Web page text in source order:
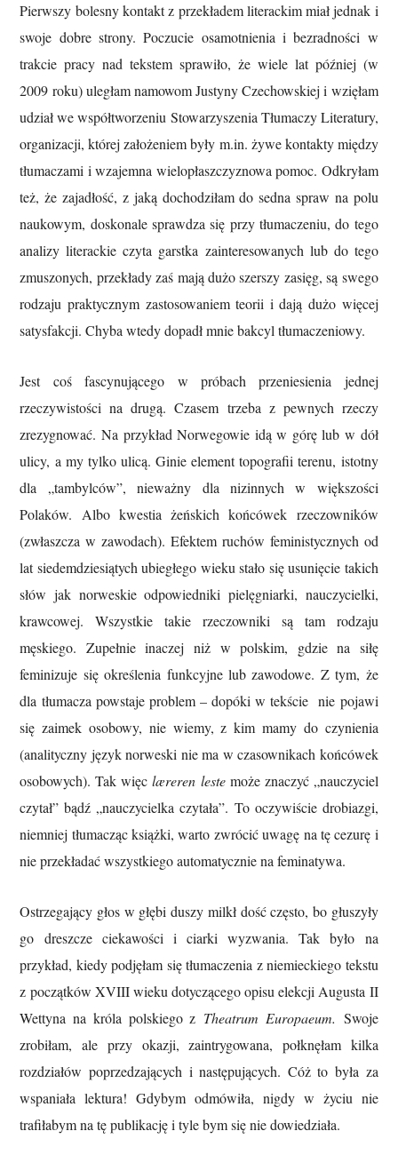
Pierwszy bolesny kontakt z przekładem literackim miał jednak i
swoje dobre strony. Poczucie osamotnienia i bezradności w
trakcie pracy nad tekstem sprawiło, że wiele lat później (w
2009 roku) uległam namowom Justyny Czechowskiej i wzięłam
udział we współtworzeniu Stowarzyszenia Tłumaczy Literatury,
organizacji, której założeniem były m.in. żywe kontakty między
tłumaczami i wzajemna wielopłaszczyznowa pomoc. Odkryłam
też, że zajadłość, z jaką dochodziłam do sedna spraw na polu
naukowym, doskonale sprawdza się przy tłumaczeniu, do tego
analizy literackie czyta garstka zainteresowanych lub do tego
zmuszonych, przekłady zaś mają dużo szerszy zasięg, są swego
rodzaju praktycznym zastosowaniem teorii i dają dużo więcej
satysfakcji. Chyba wtedy dopadł mnie bakcyl tłumaczeniowy.
Jest coś fascynującego w próbach przeniesienia jednej
rzeczywistości na drugą. Czasem trzeba z pewnych rzeczy
zrezygnować. Na przykład Norwegowie idą w górę lub w dół
ulicy, a my tylko ulicą. Ginie element topografii terenu, istotny
dla „tambylców”, nieważny dla nizinnych w większości
Polaków. Albo kwestia żeńskich końcówek rzeczowników
(zwłaszcza w zawodach). Efektem ruchów feministycznych od
lat siedemdziesiątych ubiegłego wieku stało się usunięcie takich
słów jak norweskie odpowiedniki pielęgniarki, nauczycielki,
krawcowej. Wszystkie takie rzeczowniki są tam rodzaju
męskiego. Zupełnie inaczej niż w polskim, gdzie na siłę
feminizuje się określenia funkcyjne lub zawodowe. Z tym, że
dla tłumacza powstaje problem – dopóki w tekście nie pojawi
się zaimek osobowy, nie wiemy, z kim mamy do czynienia
(analityczny język norweski nie ma w czasownikach końcówek
osobowych). Tak więclæreren lestemoże znaczyć „nauczyciel
czytał” bądź „nauczycielka czytała”. To oczywiście drobiazgi,
niemniej tłumacząc książki, warto zwrócić uwagę na tę cezurę i
nie przekładać wszystkiego automatycznie na feminatywa.
Ostrzegający głos w głębi duszy milkł dość często, bo głuszyły
go dreszcze ciekawości i ciarki wyzwania. Tak było na
przykład, kiedy podjęłam się tłumaczenia z niemieckiego tekstu
z początków XVIII wieku dotyczącego opisu elekcji Augusta II
Wettyna na króla polskiego z Theatrum Europaeum. Swoje
zrobiłam, ale przy okazji, zaintrygowana, połknęłam kilka
rozdziałów poprzedzających i następujących. Cóż to była za
wspaniała lektura! Gdybym odmówiła, nigdy w życiu nie
trafiłabym na tę publikację i tyle bym się nie dowiedziała.